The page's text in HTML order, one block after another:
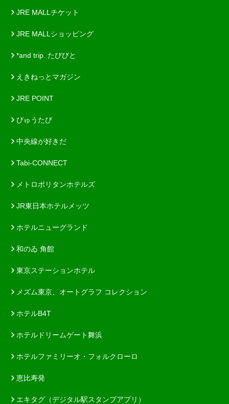
JRE MALLチケット
JRE MALLショッピング
*and trip. たびびと
えきねっとマガジン
JRE POINT
びゅうたび
中央線が好きだ
Tabi-CONNECT
メトロポリタンホテルズ
JR東日本ホテルメッツ
ホテルニューグランド
和のゐ 角館
東京ステーションホテル
メズム東京、オートグラフ コレクション
ホテルB4T
ホテルドリームゲート舞浜
ホテルファミリーオ・フォルクローロ
恵比寿発
エキタグ（デジタル駅スタンプアプリ）